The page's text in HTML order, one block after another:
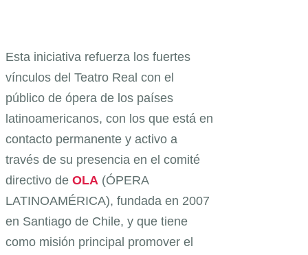
Esta iniciativa refuerza los fuertes
vínculos del Teatro Real con el
público de ópera de los países
latinoamericanos, con los que está en
contacto permanente y activo a
través de su presencia en el comité
directivo de OLA (ÓPERA
LATINOAMÉRICA), fundada en 2007
en Santiago de Chile, y que tiene
como misión principal promover el